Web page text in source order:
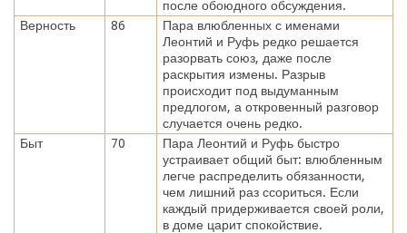
после обоюдного обсуждения.
Верность
86
Пара влюбленных с именами
Леонтий и Руфь редко решается
разорвать союз, даже после
раскрытия измены. Разрыв
происходит под выдуманным
предлогом, а откровенный разговор
случается очень редко.
Быт
70
Пара Леонтий и Руфь быстро
устраивает общий быт: влюбленным
легче распределить обязанности,
чем лишний раз ссориться. Если
каждый придерживается своей роли,
в доме царит спокойствие.